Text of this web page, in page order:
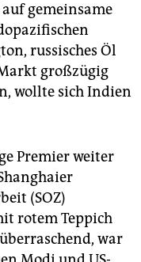
gemeinsame
russisches Öl
großzügig
wollte sich Indien
Premier weiter
(SOZ)
rotem Teppich
war